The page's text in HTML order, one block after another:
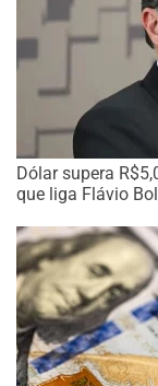
Dólar supera
que liga Flávio